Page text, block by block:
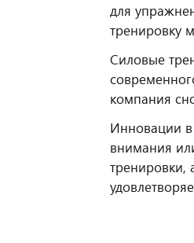
для
тренировку
Силовые
компания
Инновации в
внимания
тренировки,